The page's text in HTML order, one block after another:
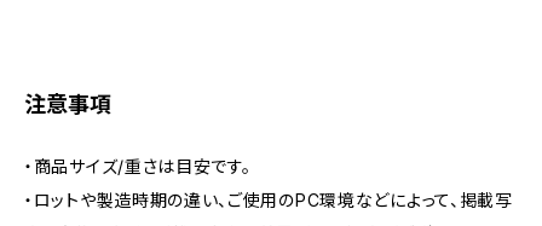
注意事項
・商品サイズ/重さは目安です。
・ロットや製造時期の違い、ご使用のPC環境などによって、掲載写